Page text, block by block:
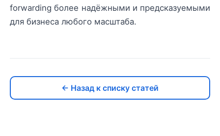
forwarding более надёжными и предсказуемыми
для бизнеса любого масштаба.
← Назад к списку статей